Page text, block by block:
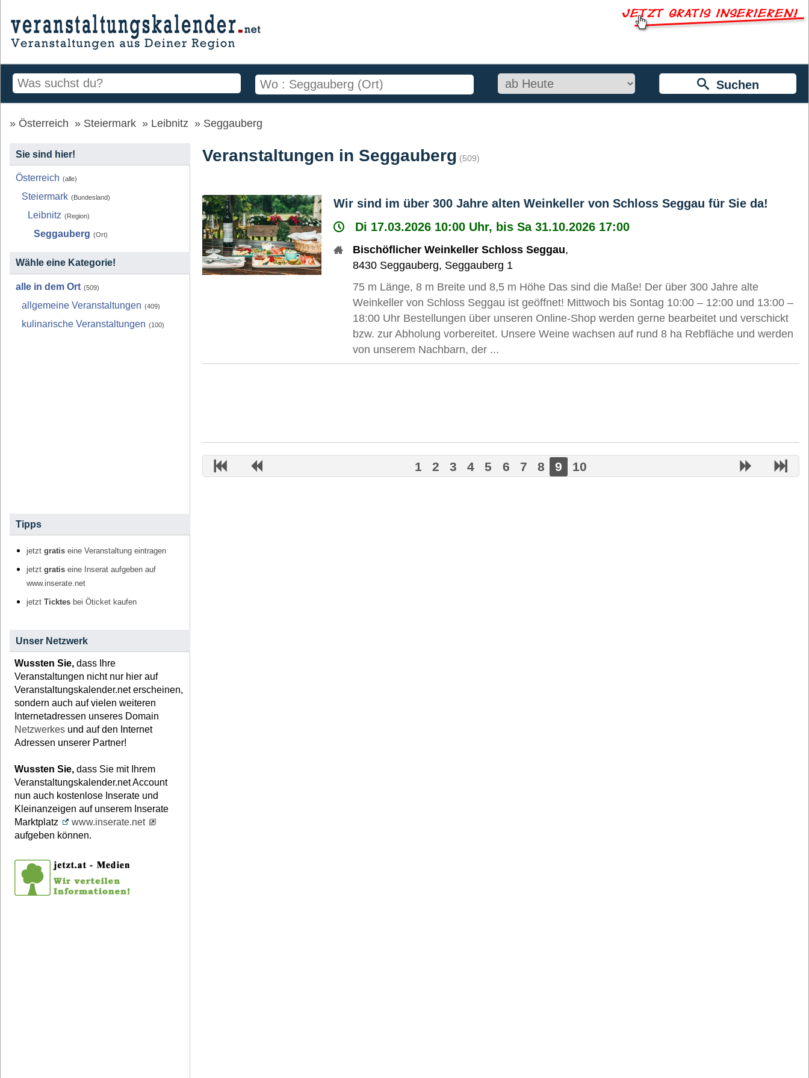
Suchen
Österreich Steiermark Leibnitz Seggauberg
Veranstaltungen in Seggauberg (509)
Wir sind im über 300 Jahre alten Weinkeller von Schloss Seggau für Sie da!
Di 17.03.2026 10:00 Uhr, bis Sa 31.10.2026 17:00
Bischöflicher Weinkeller Schloss Seggau,
8430 Seggauberg, Seggauberg 1
75 m Länge, 8 m Breite und 8,5 m Höhe Das sind die Maße! Der über 300 Jahre alte
Weinkeller von Schloss Seggau ist geöffnet! Mittwoch bis Sontag 10:00 – 12:00 und 13:00 –
18:00 Uhr Bestellungen über unseren Online-Shop werden gerne bearbeitet und verschickt
bzw. zur Abholung vorbereitet. Unsere Weine wachsen auf rund 8 ha Rebfläche und werden
von unserem Nachbarn, der ...
1 2 3 4 5 6 7 8 9 10
Sie sind hier!
Österreich (alle)
Steiermark (Bundesland)
Leibnitz (Region)
Seggauberg (Ort)
Wähle eine Kategorie!
alle in dem Ort (509)
allgemeine Veranstaltungen (409)
kulinarische Veranstaltungen (100)
Tipps
jetzt gratis eine Veranstaltung eintragen
jetzt gratis eine Inserat aufgeben auf
www.inserate.net
jetzt Ticktes bei Öticket kaufen
Unser Netzwerk
Wussten Sie, dass Ihre
Veranstaltungen nicht nur hier auf
Veranstaltungskalender.net erscheinen,
sondern auch auf vielen weiteren
Internetadressen unseres Domain
Netzwerkes und auf den Internet
Adressen unserer Partner!
Wussten Sie, dass Sie mit Ihrem
Veranstaltungskalender.net Account
nun auch kostenlose Inserate und
Kleinanzeigen auf unserem Inserate
Marktplatz
www.inserate.net
aufgeben können.